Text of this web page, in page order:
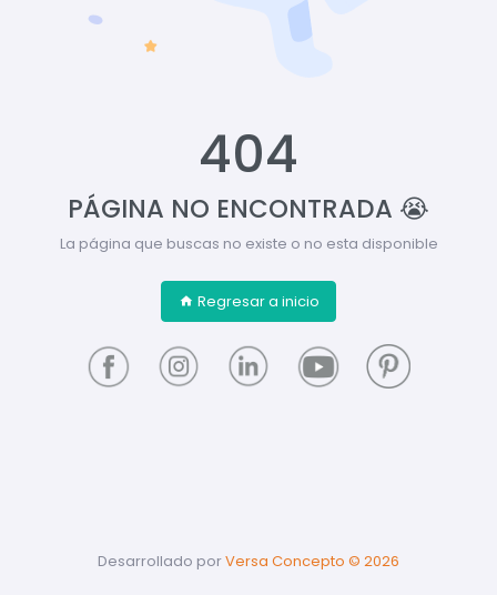
404
PÁGINA NO ENCONTRADA 😭
La página que buscas no existe o no esta disponible
Regresar a inicio
Desarrollado porVersa Concepto © 2026